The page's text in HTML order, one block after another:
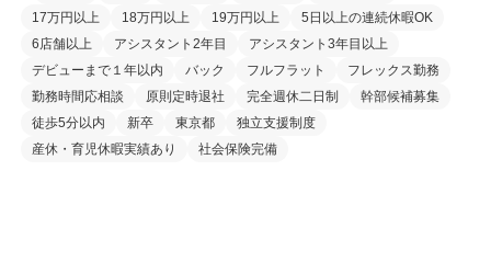
17万円以上
18万円以上 19万円以上
5日以上の連続休暇OK
6店舗以上
アシスタント2年目
アシスタント3年目以上
デビューまで１年以内
バック フルフラット
フレックス勤務
勤務時間応相談
原則定時退社 完全週休二日制
幹部候補募集
徒歩5分以内
新卒 東京都
独立支援制度
産休・育児休暇実績あり
社会保険完備